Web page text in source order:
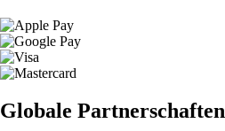
Globale Partnerschaften